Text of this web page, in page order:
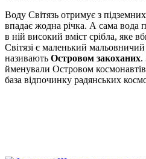
Воду Світязь отримує з
впадає жодна річка. А сама вода
в ній високий вміст срібла, яке
Світязі є маленький мальовничий
називають Островом закоханих.
йменували Островом
база відпочинку радянських